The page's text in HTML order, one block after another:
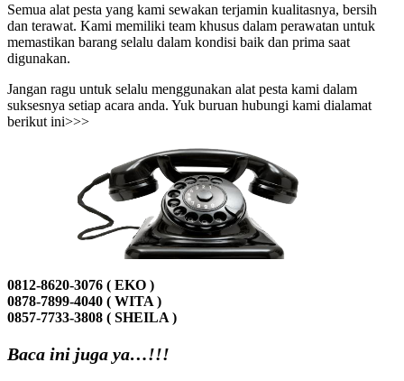
Semua alat pesta yang kami sewakan terjamin kualitasnya, bersih
dan terawat. Kami memiliki team khusus dalam perawatan untuk
memastikan barang selalu dalam kondisi baik dan prima saat
digunakan.
Jangan ragu untuk selalu menggunakan alat pesta kami dalam
suksesnya setiap acara anda. Yuk buruan hubungi kami dialamat
berikut ini>>>
0812-8620-3076 ( EKO )
0878-7899-4040 ( WITA )
0857-7733-3808 ( SHEILA )
Baca ini juga ya…!!!